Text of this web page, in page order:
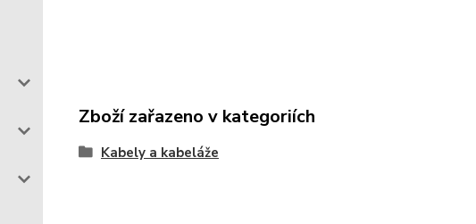
Zboží zařazeno v kategoriích
Kabely a kabeláže